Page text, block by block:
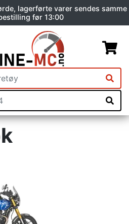
lagerførte varer sendes samme
før 13:00